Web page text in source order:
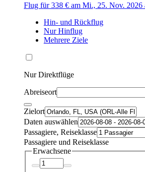
Flug für 338 € am Mi., 25. Nov. 2026
Hin- und Rückflug
Nur Hinflug
Mehrere Ziele
Nur Direktflüge
Abreiseort
Zielort
Daten auswählen
Passagiere, Reiseklasse
Passagiere und Reiseklasse
Erwachsene